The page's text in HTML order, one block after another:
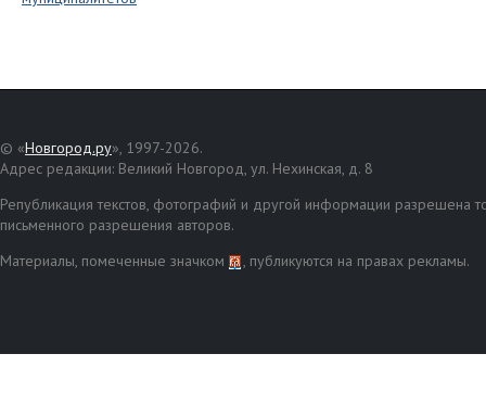
© «Новгород.ру», 1997-2026.
Адрес редакции: Великий Новгород, ул. Нехинская, д. 8
Републикация текстов, фотографий и другой информации разрешена
письменного разрешения авторов.
Материалы, помеченные значком
, публикуются на правах рекламы.